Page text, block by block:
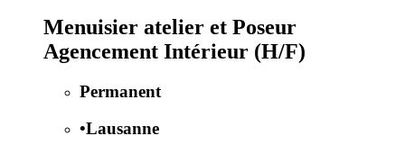
Menuisier atelier et Poseur
Agencement Intérieur (H/F)
Permanent
•Lausanne